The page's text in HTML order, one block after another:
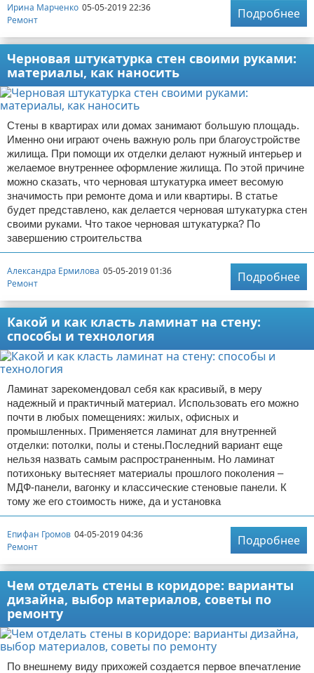
Ирина Марченко 05-05-2019 22:36
Ремонт
Подробнее
Черновая штукатурка стен своими руками:
материалы, как наносить
Стены в квартирах или домах занимают большую площадь.
Именно они играют очень важную роль при благоустройстве
жилища. При помощи их отделки делают нужный интерьер и
желаемое внутреннее оформление жилища. По этой причине
можно сказать, что черновая штукатурка имеет весомую
значимость при ремонте дома и или квартиры. В статье
будет представлено, как делается черновая штукатурка стен
своими руками. Что такое черновая штукатурка? По
завершению строительства
Александра Ермилова 05-05-2019 01:36
Ремонт
Подробнее
Какой и как класть ламинат на стену:
способы и технология
Ламинат зарекомендовал себя как красивый, в меру
надежный и практичный материал. Использовать его можно
почти в любых помещениях: жилых, офисных и
промышленных. Применяется ламинат для внутренней
отделки: потолки, полы и стены.Последний вариант еще
нельзя назвать самым распространенным. Но ламинат
потихоньку вытесняет материалы прошлого поколения –
МДФ-панели, вагонку и классические стеновые панели. К
тому же его стоимость ниже, да и установка
Епифан Громов 04-05-2019 04:36
Ремонт
Подробнее
Чем отделать стены в коридоре: варианты
дизайна, выбор материалов, советы по
ремонту
По внешнему виду прихожей создается первое впечатление